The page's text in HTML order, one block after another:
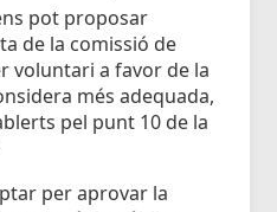
pot proposar
de la comissió de
voluntari a favor de la
més adequada,
pel punt 10 de la
per aprovar la